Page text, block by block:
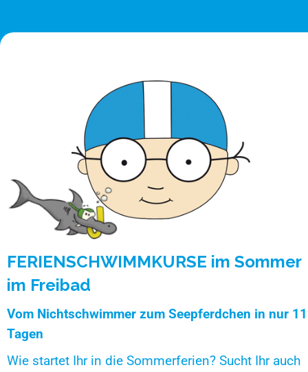
FERIENSCHWIMMKURSE im Sommer
im Freibad
Vom Nichtschwimmer zum Seepferdchen in nur 11
Tagen
Wie startet Ihr in die Sommerferien? Sucht Ihr auch